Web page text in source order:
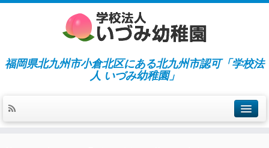
福岡県北九州市小倉北区にある北九州市認可「学校法
人 いづみ幼稚園」